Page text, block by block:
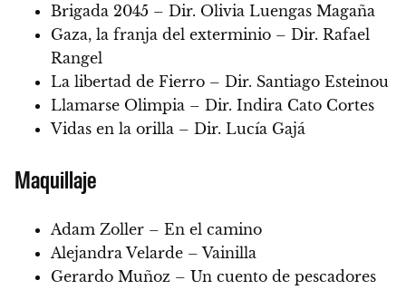
Brigada 2045 – Dir. Olivia Luengas Magaña
Gaza, la franja del exterminio – Dir. Rafael
Rangel
La libertad de Fierro – Dir. Santiago Esteinou
Llamarse Olimpia – Dir. Indira Cato Cortes
Vidas en la orilla – Dir. Lucía Gajá
Maquillaje
Adam Zoller – En el camino
Alejandra Velarde – Vainilla
Gerardo Muñoz – Un cuento de pescadores